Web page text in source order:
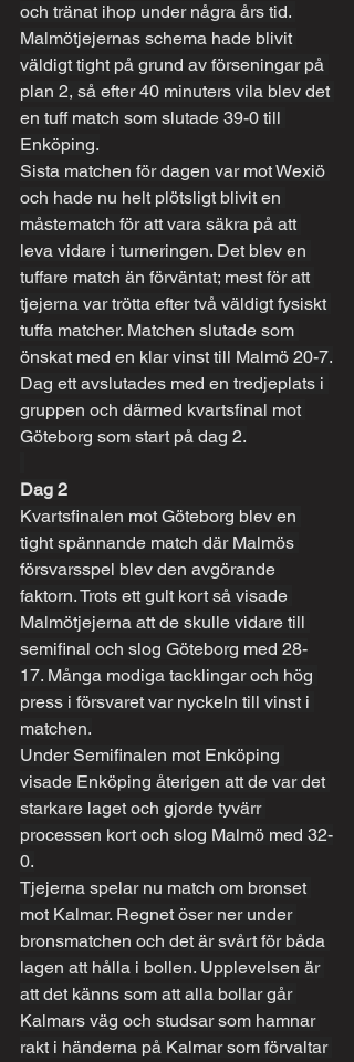
och tränat ihop under några års tid.
Malmötjejernas schema hade blivit
väldigt tight på grund av förseningar på
plan 2, så efter 40 minuters vila blev det
en tuff match som slutade 39-0 till
Enköping.
Sista matchen för dagen var mot Wexiö
och hade nu helt plötsligt blivit en
måstematch för att vara säkra på att
leva vidare i turneringen. Det blev en
tuffare match än förväntat; mest för att
tjejerna var trötta efter två väldigt fysiskt
tuffa matcher. Matchen slutade som
önskat med en klar vinst till Malmö 20-7.
Dag ett avslutades med en tredjeplats i
gruppen och därmed kvartsfinal mot
Göteborg som start på dag 2.
Dag 2
Kvartsfinalen mot Göteborg blev en
tight spännande match där Malmös
försvarsspel blev den avgörande
faktorn. Trots ett gult kort så visade
Malmötjejerna att de skulle vidare till
semifinal och slog Göteborg med 28-
17. Många modiga tacklingar och hög
press i försvaret var nyckeln till vinst i
matchen.
Under Semifinalen mot Enköping
visade Enköping återigen att de var det
starkare laget och gjorde tyvärr
processen kort och slog Malmö med 32-
0.
Tjejerna spelar nu match om bronset
mot Kalmar. Regnet öser ner under
bronsmatchen och det är svårt för båda
lagen att hålla i bollen. Upplevelsen är
att det känns som att alla bollar går
Kalmars väg och studsar som hamnar
rakt i händerna på Kalmar som förvaltar